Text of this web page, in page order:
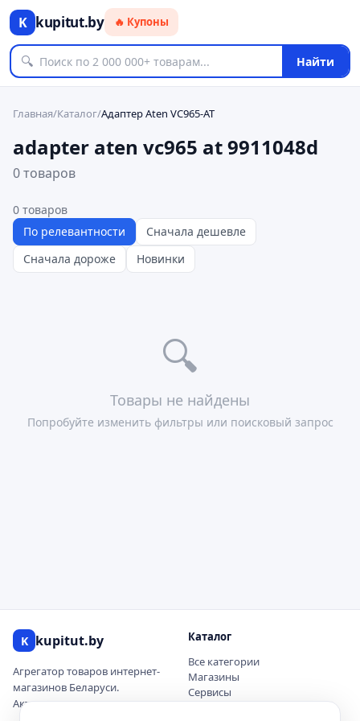
K kupitut.by 🔥 Купоны
🔍 Найти
Главная/Каталог/Адаптер Aten VC965-AT
adapter aten vc965 at 9911048d
0 товаров
0 товаров
По релевантности
Сначала дешевле
Сначала дороже
Новинки
🔍
Товары не найдены
Попробуйте изменить фильтры или поисковый запрос
K kupitut.by
Агрегатор товаров интернет-
магазинов Беларуси.
Актуальные цены и наличие.
Каталог
Все категории
Магазины
Сервисы